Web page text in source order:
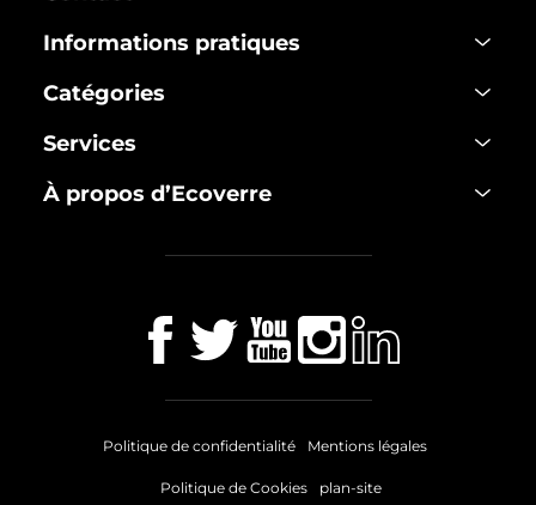
Informations pratiques
Catégories
Services
À propos d’Ecoverre
Politique de confidentialité Mentions légales
Politique de Cookies plan-site